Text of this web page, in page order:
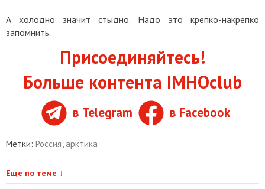
А холодно значит стыдно. Надо это крепко-накрепко
запомнить.
Присоединяйтесь!
Больше контента IMHOclub
в Telegram в Facebook
Метки: Россия арктика
Еще по теме ↓